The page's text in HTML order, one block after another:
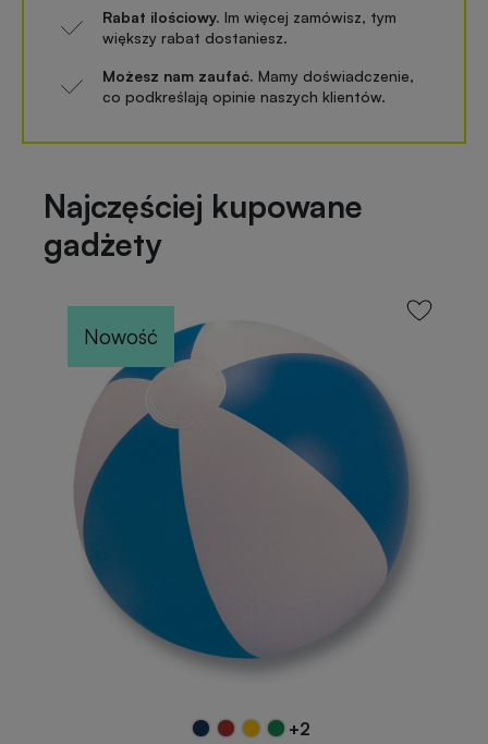
Rabat ilościowy. Im więcej zamówisz, tym
większy rabat dostaniesz.
Możesz nam zaufać. Mamy doświadczenie,
co podkreślają opinie naszych klientów.
Najczęściej kupowane
gadżety
Nowość
+2